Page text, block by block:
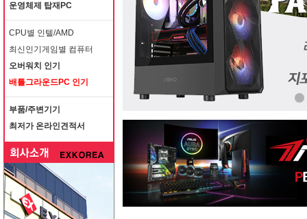
운영체제 탑재PC
CPU별 인텔/AMD
최신인기게임별 컴퓨터
오버워치 인기
배틀그라운드PC 인기
부품/주변기기
최저가 온라인견적서